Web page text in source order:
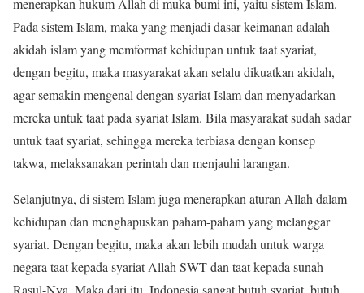
Pada sistem Islam, maka yang menjadi dasar keimanan adalah
akidah islam yang memformat kehidupan untuk taat syariat,
dengan begitu, maka masyarakat akan selalu dikuatkan akidah,
agar semakin mengenal dengan syariat Islam dan menyadarkan
mereka untuk taat pada syariat Islam. Bila masyarakat sudah sadar
untuk taat syariat, sehingga mereka terbiasa dengan konsep
takwa, melaksanakan perintah dan menjauhi larangan.
Selanjutnya, di sistem Islam juga menerapkan aturan Allah dalam
kehidupan dan menghapuskan paham-paham yang melanggar
syariat. Dengan begitu, maka akan lebih mudah untuk warga
negara taat kepada syariat Allah SWT dan taat kepada sunah
Rasul-Nya. Maka dari itu, Indonesia sangat butuh syariat, butuh